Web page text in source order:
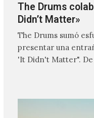
The Drums
Didn’t Matter»
The Drums sumó
presentar una
'It Didn't Matter".